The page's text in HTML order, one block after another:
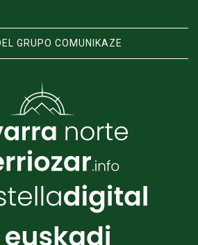
GRUPO COMUNIKAZE